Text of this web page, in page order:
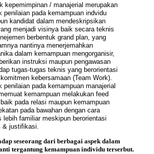
kepemimpinan / manajerial merupakan
penilaian pada kemampuan indvidu
kandidat dalam mendeskripsikan
menjadi visinya baik secara teknis
berbentuk grand plan, yang
nantinya menerjemahkan
dalam kemampuan mengorganisir,
instruksi maupun pengawasan
tugas-tugas teknis yang berorientasi
kebersamaan (Team Work).
penilaian pada kemampuan manajerial
kemampuan melakukan feed
pada relasi maupun kemampuan
pada bawahan dengan cara
lebih familiar meskipun berorientasi
& justifikasi.
seseorang dari berbagai aspek dalam
tergantung kemampuan individu terserbut.